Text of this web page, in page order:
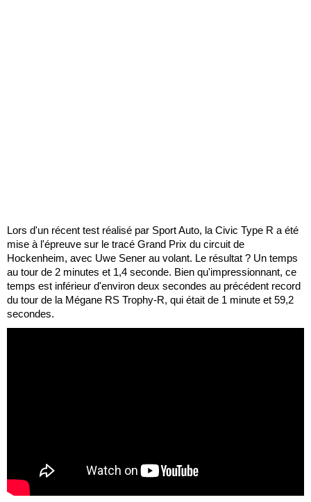
Lors d'un récent test réalisé par Sport Auto, la Civic Type R a été
mise à l'épreuve sur le tracé Grand Prix du circuit de
Hockenheim, avec Uwe Sener au volant. Le résultat ? Un temps
au tour de 2 minutes et 1,4 seconde. Bien qu'impressionnant, ce
temps est inférieur d'environ deux secondes au précédent record
du tour de la Mégane RS Trophy-R, qui était de 1 minute et 59,2
secondes.